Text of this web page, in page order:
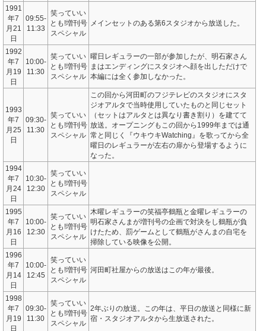
1991
年7
月21
日
09:55‐
11:33
笑っていい
とも!増刊号
スペシャル
メインセットのある第6スタジオから放送した。
1992
年7
月19
日
10:00-
11:30
笑っていい
とも!増刊号
スペシャル
曜日レギュラーの一部が参加したが、明石家さん
まはエンディングにスタジオへ顔を出しただけで
本編には全く参加しなかった。
1993
年7
月25
日
09:30-
11:30
笑っていい
とも!増刊号
スペシャル
この回から河田町のフジテレビのスタジオにスタ
ジオアルタで当時使用していたものと同じセット
（セットはアルタとは異なり書き割り）を建てて
放送。オープニングもこの回から1999年までは通
常と同じく『ウキウキWatching』を歌ってから全
曜日のレギュラーが左右の扉から登場するように
なった。
1994
年7
月24
日
10:30-
12:30
笑っていい
とも!増刊号
スペシャル
1995
年7
月16
日
10:00-
12:30
笑っていい
とも!増刊号
スペシャル
木曜レギュラーの笑福亭鶴瓶と金曜レギュラーの
明石家さんまが増刊号の企画で対決をし鶴瓶が負
けたため、罰ゲームとして鶴瓶がさんまの自宅を
掃除している映像を公開。
1996
年7
月14
日
10:00-
12:45
笑っていい
とも!増刊号
スペシャル
河田町社屋からの放送はこの年が最後。
1998
年7
月19
日
09:30-
11:30
笑っていい
とも!増刊号
スペシャル
2年ぶりの放送。この年は、平日の放送と同様に新
宿・スタジオアルタから生放送された。